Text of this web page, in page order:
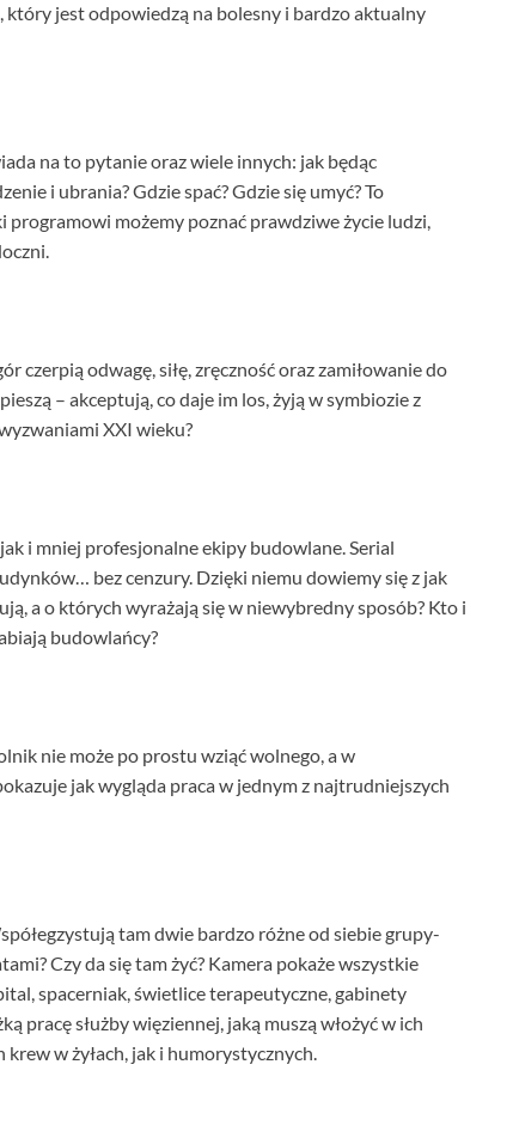
jest odpowiedzą na bolesny i bardzo aktualny
na to pytanie oraz wiele innych: jak będąc
i ubrania? Gdzie spać? Gdzie się umyć? To
programowi możemy poznać prawdziwe życie ludzi,
czerpią odwagę, siłę, zręczność oraz zamiłowanie do
– akceptują, co daje im los, żyją w symbiozie z
XXI wieku?
i mniej profesjonalne ekipy budowlane. Serial
bez cenzury. Dzięki niemu dowiemy się z jak
a o których wyrażają się w niewybredny sposób? Kto i
budowlańcy?
nie może po prostu wziąć wolnego, a w
jak wygląda praca w jednym z najtrudniejszych
tam dwie bardzo różne od siebie grupy-
Czy da się tam żyć? Kamera pokaże wszystkie
spacerniak, świetlice terapeutyczne, gabinety
pracę służby więziennej, jaką muszą włożyć w ich
w żyłach, jak i humorystycznych.